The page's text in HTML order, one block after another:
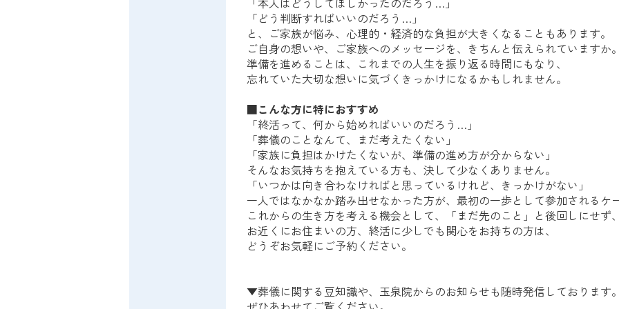
「どう判断すればいいのだろう…」
と、ご家族が悩み、心理的・経済的な負担が大きくなることもあります。
ご自身の想いや、ご家族へのメッセージを、きちんと伝えられていますか。
準備を進めることは、これまでの人生を振り返る時間にもなり、
忘れていた大切な想いに気づくきっかけになるかもしれません。
■こんな方に特におすすめ
「終活って、何から始めればいいのだろう…」
「葬儀のことなんて、まだ考えたくない」
「家族に負担はかけたくないが、準備の進め方が分からない」
そんなお気持ちを抱えている方も、決して少なくありません。
「いつかは向き合わなければと思っているけれど、きっかけがない」
一人ではなかなか踏み出せなかった方が、最初の一歩として参加されるケ
これからの生き方を考える機会として、「まだ先のこと」と後回しにせず、
お近くにお住まいの方、終活に少しでも関心をお持ちの方は、
どうぞお気軽にご予約ください。
▼葬儀に関する豆知識や、玉泉院からのお知らせも随時発信しております。